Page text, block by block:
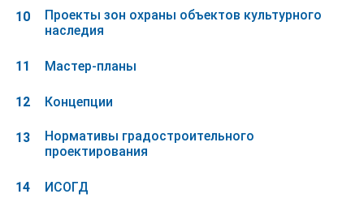
Проекты зон охраны объектов культурного
наследия
Мастер-планы
Концепции
Нормативы градостроительного
проектирования
ИСОГД